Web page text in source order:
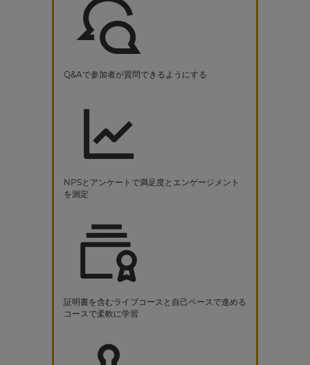
Q&Aで参加者が質問できるようにする
NPSとアンケートで満足度とエンゲージメント
を測定
証明書を含むライブコースと自己ペースで進める
コースで柔軟に学習